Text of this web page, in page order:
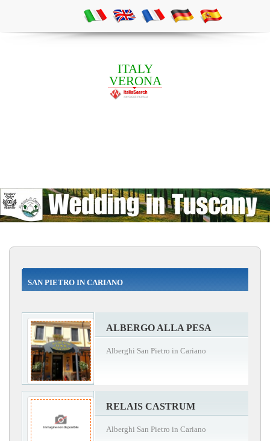
ITALY
VERONA
SAN PIETRO IN CARIANO
ALBERGO ALLA PESA
Alberghi San Pietro in Cariano
RELAIS CASTRUM
Alberghi San Pietro in Cariano